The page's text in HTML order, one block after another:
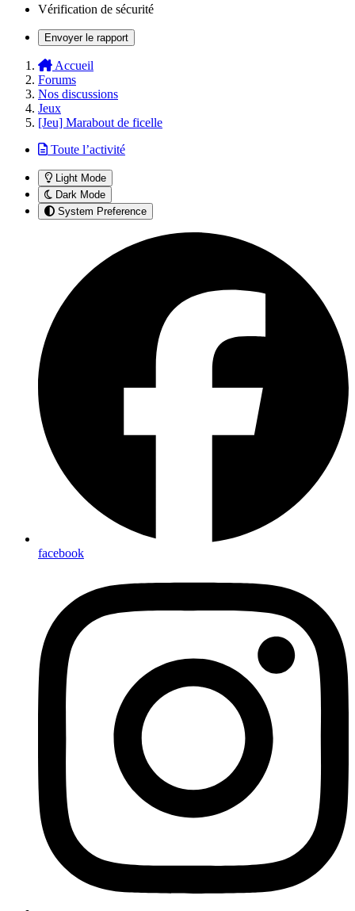
Vérification de sécurité
Envoyer le rapport
Accueil
Forums
Nos discussions
Jeux
[Jeu] Marabout de ficelle
Toute l’activité
Light Mode
Dark Mode
System Preference
facebook